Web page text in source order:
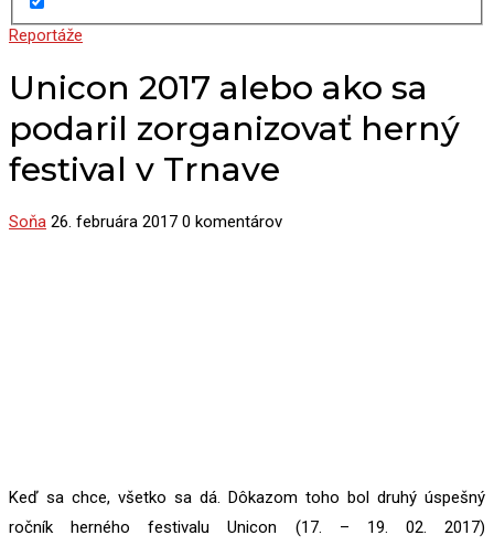
Reportáže
Unicon 2017 alebo ako sa
podaril zorganizovať herný
festival v Trnave
Soňa 26. februára 2017 0 komentárov
Keď sa chce, všetko sa dá. Dôkazom toho bol druhý úspešný
ročník herného festivalu Unicon (17. – 19. 02. 2017)